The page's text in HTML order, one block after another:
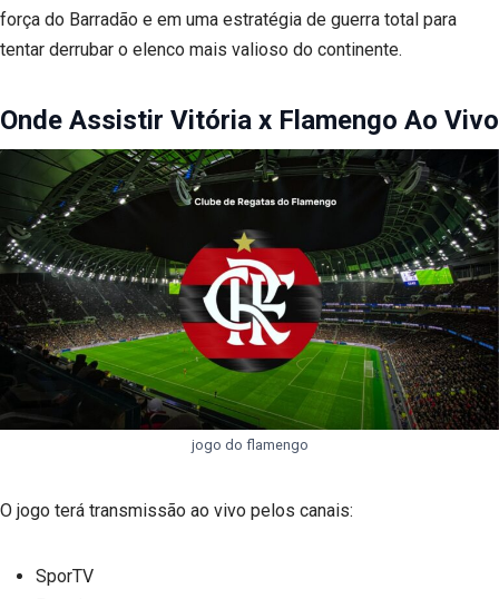
força do Barradão e em uma estratégia de guerra total para
tentar derrubar o elenco mais valioso do continente.
Onde Assistir Vitória x Flamengo Ao Vivo
jogo do flamengo
O jogo terá transmissão ao vivo pelos canais:
SporTV